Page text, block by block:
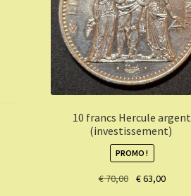
10 francs Hercule argent
(investissement)
PROMO !
€70,00
Le€63,00Le